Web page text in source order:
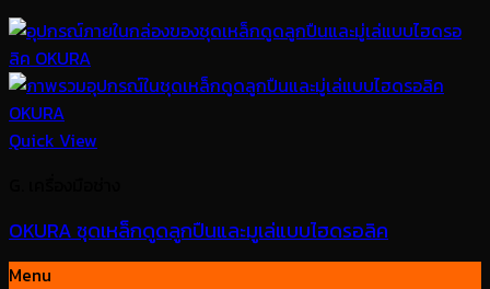
Quick View
OKURA ชุดเหล็กดูดลูกปืนและมูเล่แบบไฮดรอลิค
Menu